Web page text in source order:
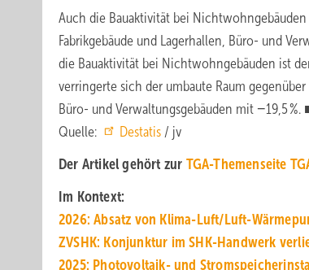
Auch die Bauaktivität bei
Fabrikgebäude und Lagerhallen, Büro- und
die Bauaktivität bei Nichtwohngebäuden ist
verringerte sich der umbaute Raum
Büro- und Verwaltungsgebäuden mit −19,5 %.
Quelle:
Destatis / jv
Der Artikel gehört zur TGA-Themenseite
Im Kontext:
2026: Absatz von Klima-Luft/Luft-
ZVSHK: Konjunktur im SHK-Hand­werk
2025: Photovoltaik- und